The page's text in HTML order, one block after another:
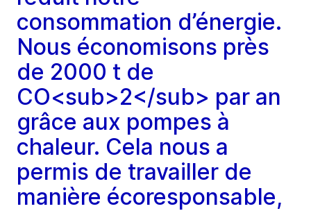
consommation d’énergie.
Nous économisons près
de 2000 t de
CO<sub>2</sub> par an
grâce aux pompes à
chaleur. Cela nous a
permis de travailler de
manière écoresponsable,